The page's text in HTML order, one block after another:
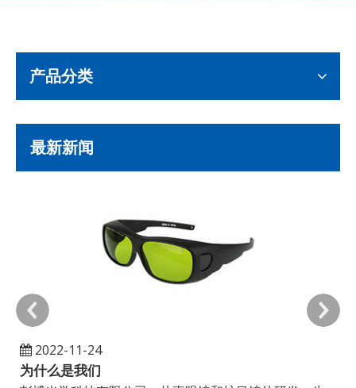
产品分类
最新新闻
2022-11-24
为什么是我们